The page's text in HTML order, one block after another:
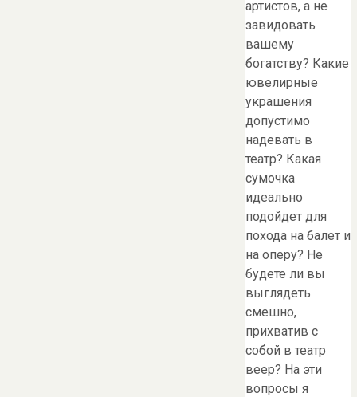
артистов, а не
завидовать
вашему
богатству? Какие
ювелирные
украшения
допустимо
надевать в
театр? Какая
сумочка
идеально
подойдет для
похода на балет и
на оперу? Не
будете ли вы
выглядеть
смешно,
прихватив с
собой в театр
веер? На эти
вопросы я